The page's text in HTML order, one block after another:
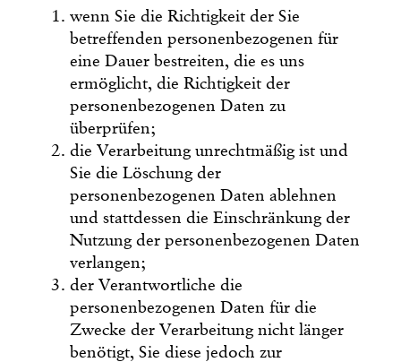
wenn Sie die Richtigkeit der Sie
betreffenden personenbezogenen für
eine Dauer bestreiten, die es uns
ermöglicht, die Richtigkeit der
personenbezogenen Daten zu
überprüfen;
die Verarbeitung unrechtmäßig ist und
Sie die Löschung der
personenbezogenen Daten ablehnen
und stattdessen die Einschränkung der
Nutzung der personenbezogenen Daten
verlangen;
der Verantwortliche die
personenbezogenen Daten für die
Zwecke der Verarbeitung nicht länger
benötigt, Sie diese jedoch zur